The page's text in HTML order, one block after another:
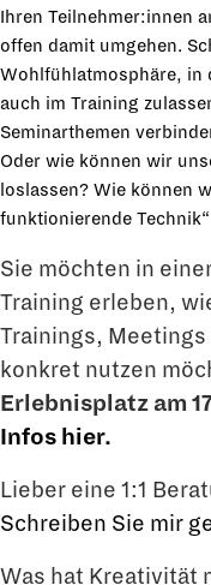
Ihren Teilnehmer:innen
offen damit umgehen.
Wohlfühlatmosphäre, in
auch im Training
Seminarthemen
Oder wie können wir
loslassen? Wie können
funktionierende
Sie möchten in
Training erleben,
Trainings,
konkret nutzen
Erlebnisplatz am
Infos hier.
Lieber eine 1:1
Schreiben Sie mir
Was hat Kreativität